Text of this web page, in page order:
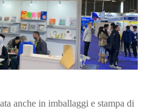
anche in imballaggi e stampa di